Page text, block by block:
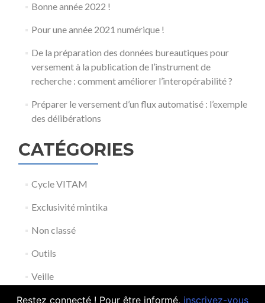
Bonne année 2022 !
Pour une année 2021 numérique !
De la préparation des données bureautiques pour
versement à la publication de l’instrument de
recherche : comment améliorer l’interopérabilité ?
Préparer le versement d’un flux automatisé : l’exemple
des délibérations
CATÉGORIES
Cycle VITAM
Exclusivité mintika
Non classé
Outils
Veille
Découvrez notreoffre de
Restez connecté ! Pour être informé, inscrivez-vous